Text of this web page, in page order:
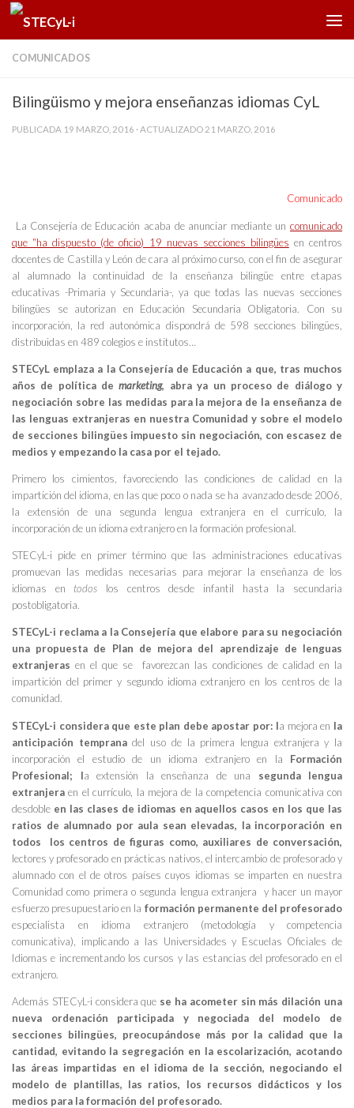
Saltar al contenido
COMUNICADOS
Bilingüismo y mejora enseñanzas idiomas CyL
PUBLICADA 19 MARZO, 2016 · ACTUALIZADO 21 MARZO, 2016
Comunicado
La Consejería de Educación acaba de anunciar mediante un comunicado
que “ha dispuesto (de oficio) 19 nuevas secciones bilingües en centros
docentes de Castilla y León de cara al próximo curso, con el fin de asegurar
al alumnado la continuidad de la enseñanza bilingüe entre etapas
educativas -Primaria y Secundaria-, ya que todas las nuevas secciones
bilingües se autorizan en Educación Secundaria Obligatoria. Con su
incorporación, la red autonómica dispondrá de 598 secciones bilingües,
distribuidas en 489 colegios e institutos…
STECyL emplaza a la Consejería de Educación a que, tras muchos
años de política demarketing, abra ya un proceso de diálogo y
negociación sobre las medidas para la mejora de la enseñanza de
las lenguas extranjeras en nuestra Comunidad y sobre el modelo
de secciones bilingües impuesto sin negociación, con escasez de
medios y empezando la casa por el tejado.
Primero los cimientos, favoreciendo las condiciones de calidad en la
impartición del idioma, en las que poco o nada se ha avanzado desde 2006,
la extensión de una segunda lengua extranjera en el currículo, la
incorporación de un idioma extranjero en la formación profesional.
STECyL-i pide en primer término que las administraciones educativas
promuevan las medidas necesarias para mejorar la enseñanza de los
idiomas en todos los centros desde infantil hasta la secundaria
postobligatoria.
STECyL-i reclama a la Consejería que elabore para su negociación
una propuesta de Plan de mejora del aprendizaje de lenguas
extranjeras en el que se favorezcan las condiciones de calidad en la
impartición del primer y segundo idioma extranjero en los centros de la
comunidad.
STECyL-i considera que este plan debe apostar por: la mejora en la
anticipación tempranadel uso de la primera lengua extranjera y la
incorporación el estudio de un idioma extranjero en la Formación
Profesional; la extensión la enseñanza de una segunda lengua
extranjeraen el currículo, la mejora de la competencia comunicativa con
desdoble en las clases de idiomas en aquellos casos en los que las
ratios de alumnado por aula sean elevadas, la incorporación en
todos los centros de figuras como, auxiliares de conversación,
lectores y profesorado en prácticas nativos, el intercambio de profesorado y
alumnado con el de otros países cuyos idiomas se imparten en nuestra
Comunidad como primera o segunda lengua extranjera y hacer un mayor
esfuerzo presupuestario en la formación permanente del profesorado
especialista en idioma extranjero (metodología y competencia
comunicativa), implicando a las Universidades y Escuelas Oficiales de
Idiomas e incrementando los cursos y las estancias del profesorado en el
extranjero.
Además STECyL-i considera que se ha acometer sin más dilación una
nueva ordenación participada y negociada del modelo de
secciones bilingües, preocupándose más por la calidad que la
cantidad, evitando la segregación en la escolarización, acotando
las áreas impartidas en el idioma de la sección, negociando el
modelo de plantillas, las ratios, los recursos didácticos y los
medios para la formación del profesorado.